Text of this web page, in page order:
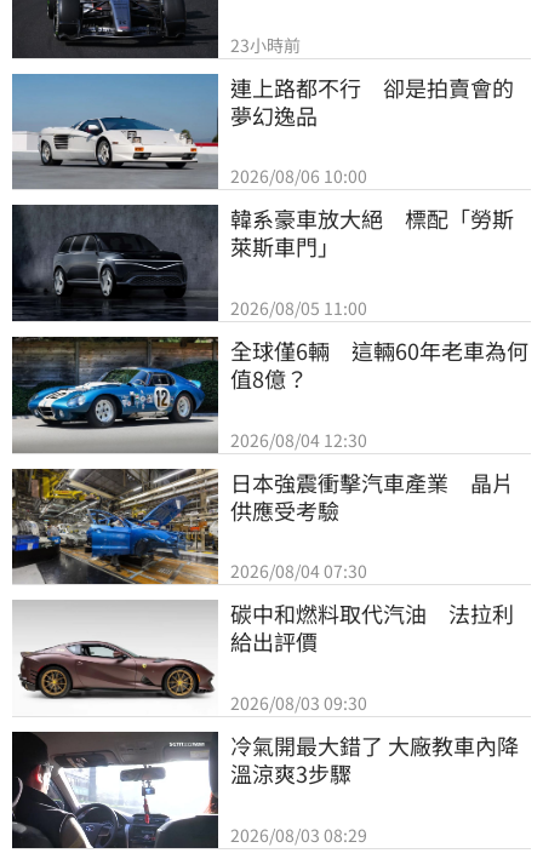
23小時前
連上路都不行　卻是拍賣會的
夢幻逸品
2026/08/06 10:00
韓系豪車放大絕　標配「勞斯
萊斯車門」
2026/08/05 11:00
全球僅6輛　這輛60年老車為何
值8億？
2026/08/04 12:30
日本強震衝擊汽車產業　晶片
供應受考驗
2026/08/04 07:30
碳中和燃料取代汽油　法拉利
給出評價
2026/08/03 09:30
冷氣開最大錯了 大廠教車內降
溫涼爽3步驟
2026/08/03 08:29